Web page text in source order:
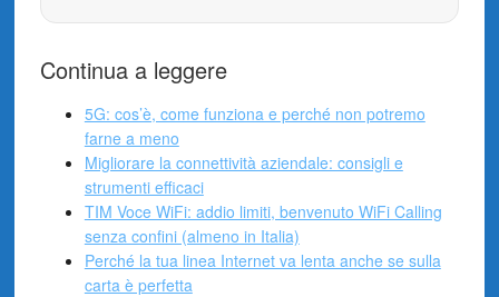
Continua a leggere
5G: cos’è, come funziona e perché non potremo
farne a meno
Migliorare la connettività aziendale: consigli e
strumenti efficaci
TIM Voce WiFi: addio limiti, benvenuto WiFi Calling
senza confini (almeno in Italia)
Perché la tua linea Internet va lenta anche se sulla
carta è perfetta